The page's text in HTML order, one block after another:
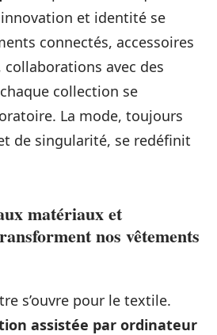
et identité se
connectés, accessoires
collaborations avec des
collection se
La mode, toujours
de singularité, se redéfinit
matériaux et
nos vêtements
s’ouvre pour le textile.
assistée par ordinateur